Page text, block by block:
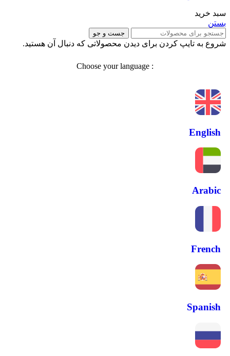
سبد خرید
بستن
جست و جو
شروع به تایپ کردن برای دیدن محصولاتی که دنبال آن هستید.
: Choose your language
English
Arabic
French
Spanish